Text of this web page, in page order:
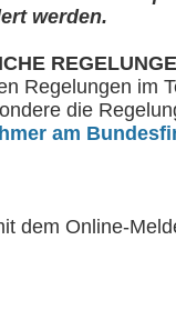
werden.
Regelungen im
die
am
dem Online-